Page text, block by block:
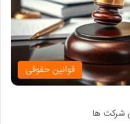
قوانین حقوقی
شرکت ها